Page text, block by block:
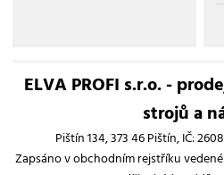
ELVA PROFI s.r.o. -
strojů a
Pištín 134, 373 46 Pištín, IČ:
Zapsáno v obchodním rejstříku